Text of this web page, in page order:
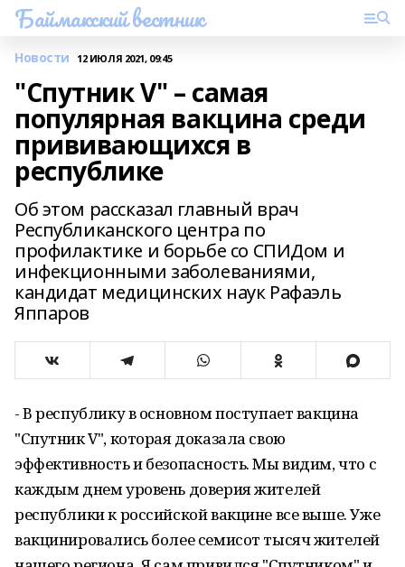
Баймакский вестник
Новости 12 ИЮЛЯ 2021, 09:45
"Спутник V" – самая
популярная вакцина среди
прививающихся в
республике
Об этом рассказал главный врач
Республиканского центра по
профилактике и борьбе со СПИДом и
инфекционными заболеваниями,
кандидат медицинских наук Рафаэль
Яппаров
- В республику в основном поступает вакцина
"Спутник V", которая доказала свою
эффективность и безопасность. Мы видим, что с
каждым днем уровень доверия жителей
республики к российской вакцине все выше. Уже
вакцинировались более семисот тысяч жителей